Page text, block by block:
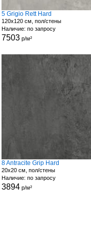
5 Grigio Rett Hard
120x120 см, пол/стены
Наличие: по запросу
7503р/м²
8 Antracite Grip Hard
20x20 см, пол/стены
Наличие: по запросу
3894р/м²